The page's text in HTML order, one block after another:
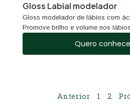
Gloss Labial modelador
Gloss modelador de lábios com
Promove brilho e volume nos
Quero
Anterior 1 2